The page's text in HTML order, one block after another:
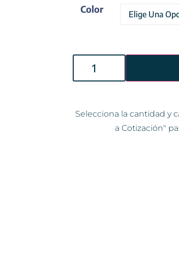
Color
Selecciona la cantidad y
a Cotización"